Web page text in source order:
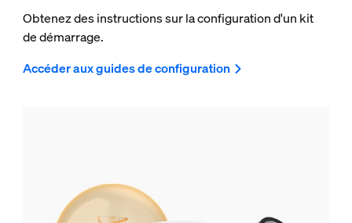
Obtenez des instructions sur la configuration d'un kit
de démarrage.
Accéder aux guides de configuration